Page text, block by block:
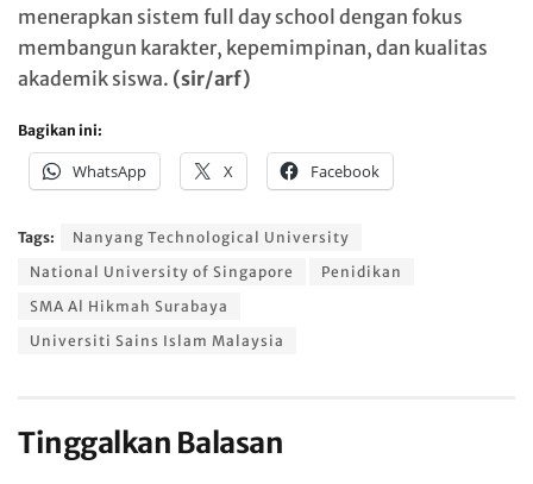
menerapkan sistem full day school dengan fokus
membangun karakter, kepemimpinan, dan kualitas
akademik siswa. (sir/arf)
Bagikan ini:
WhatsApp X Facebook
Tags:
Nanyang Technological University
National University of Singapore
Penidikan
SMA Al Hikmah Surabaya
Universiti Sains Islam Malaysia
Tinggalkan Balasan